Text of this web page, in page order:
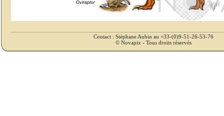
Contact : Stéphane Aubin au +33-(0)9-51-26-53-76
© Novapix - Tous droits réservés